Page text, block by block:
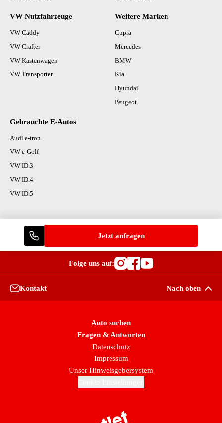
VW Nutzfahrzeuge
VW Caddy
VW Crafter
VW Kastenwagen
VW Transporter
Weitere Marken
Cupra
Mercedes
BMW
Kia
Hyundai
Peugeot
Gebrauchte E-Autos
Audi e-tron
VW e-Golf
VW ID.3
VW ID.4
VW ID.5
Jetzt anfragen
Folge uns auf:
Besuche
Besuche
Besuche
Kontakt Nach oben
Auto suchen
Fragen & Antworten
Datenschutz
Impressum
Unser Hinweisgebersystem
Zur Startseite